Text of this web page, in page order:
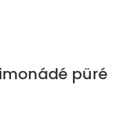
püré